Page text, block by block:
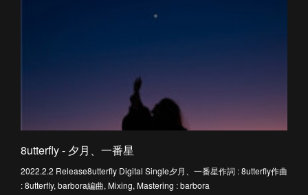
8utterfly - 夕月、一番星
2022.2.2 Release8utterfly Digital Single夕月、一番星作詞 : 8utterfly作曲
: 8utterfly, barbora編曲, Mixing, Mastering : barbora